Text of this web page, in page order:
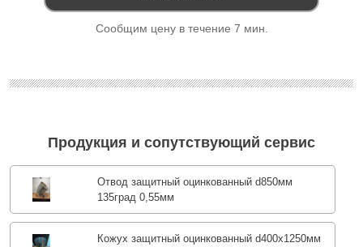
Сообщим цену в течение 7 мин.
Продукция и сопутствующий сервис
Отвод защитный оцинкованный d850мм
135град 0,55мм
Кожух защитный оцинкованный d400х1250мм